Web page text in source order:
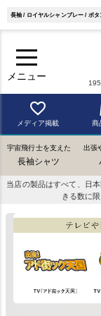
メニュー
メディア掲載 商
宇宙飛行士を支えた
長袖シャツ
出張
当店の製品はすべて、日
きる数に
長袖 / ロイヤルシャンブレー / ボタ